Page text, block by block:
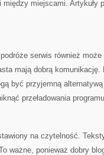
miejscami. Artykuły
serwis również
mają dobrą komunikację.
być przyjemną
przeładowania
na czytelność.
ważne, ponieważ dobry